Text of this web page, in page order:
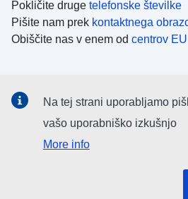
Pokličite druge telefonske številke
Pišite nam prek kontaktnega
Obiščite nas v enem od centrov EU
Iskanje podružbenih medijih EU
Na tej strani uporabljamo
vašo uporabniško izkušnjo
More info